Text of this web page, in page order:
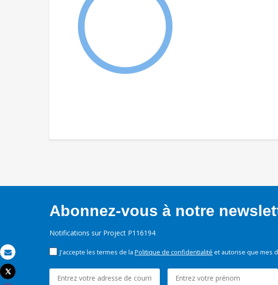
Email
Imprimer
Tweet
Abonnez-vous à notre
Notifications sur Project P116194
J'accepte les termes de la Politique de confidentialité et autorise que mes